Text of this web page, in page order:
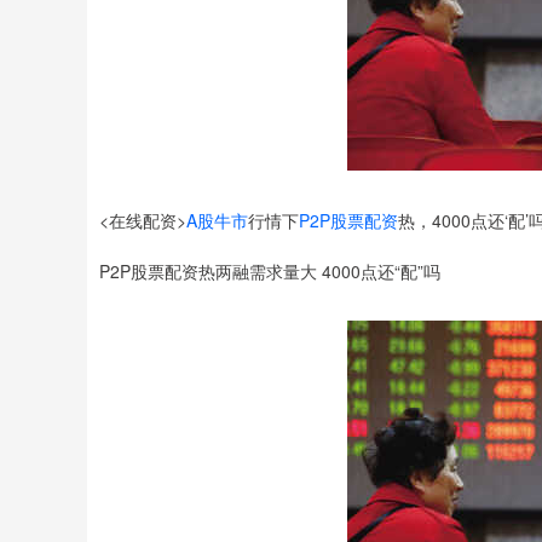
<在线配资>A股牛市行情下P2P股票配资热，4000点还‘配’
P2P股票配资热两融需求量大 4000点还“配”吗